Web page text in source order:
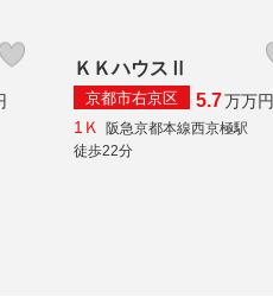
ＫＫハウスⅡ
京都市右京区 5.7万万円
1Ｋ
阪急京都本線西京極駅
徒歩22分